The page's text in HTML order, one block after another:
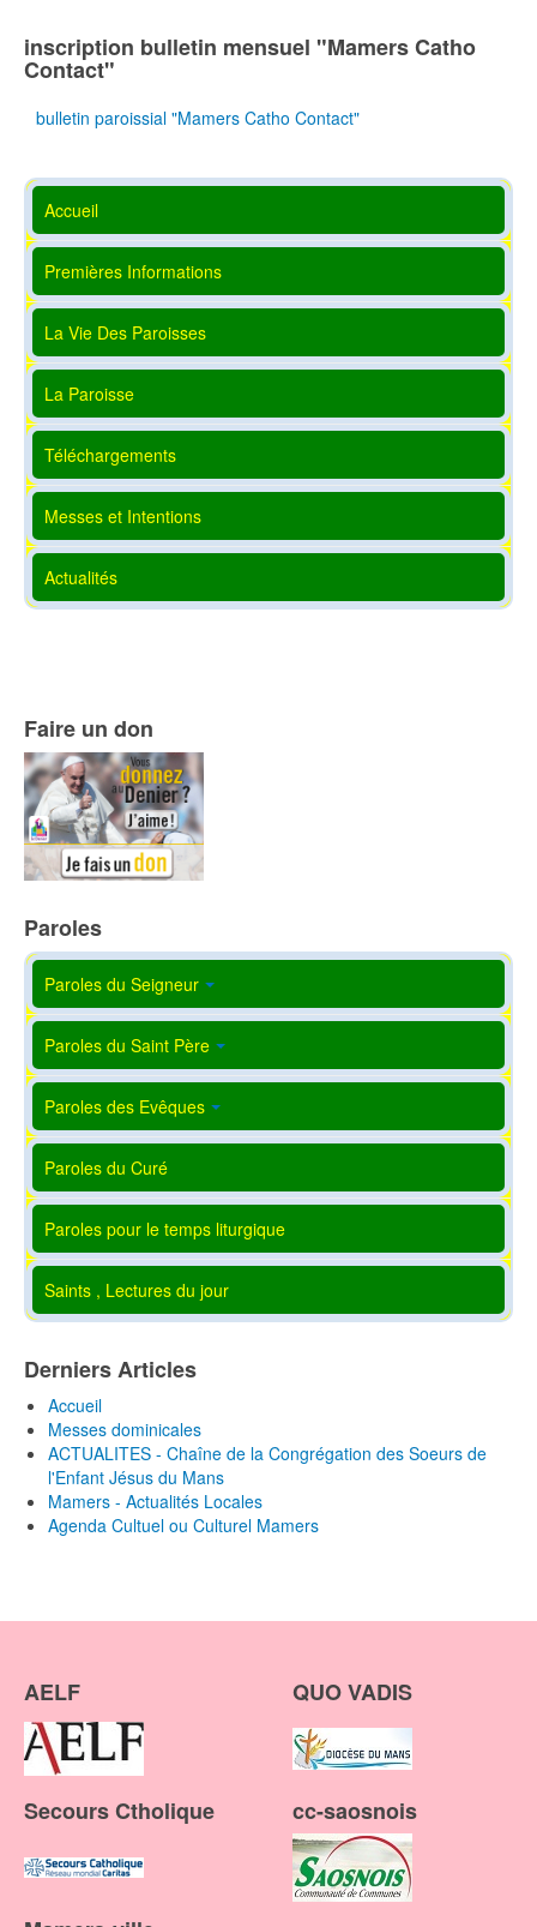
inscription bulletin mensuel "Mamers Catho
Contact"
bulletin paroissial "Mamers Catho Contact"
Accueil
Premières Informations
La Vie Des Paroisses
La Paroisse
Téléchargements
Messes et Intentions
Actualités
Faire un don
Paroles
Paroles du Seigneur
Paroles du Saint Père
Paroles des Evêques
Paroles du Curé
Paroles pour le temps liturgique
Saints , Lectures du jour
Derniers Articles
Accueil
Messes dominicales
ACTUALITES - Chaîne de la Congrégation des Soeurs de
l'Enfant Jésus du Mans
Mamers - Actualités Locales
Agenda Cultuel ou Culturel Mamers
AELF QUO VADIS
Secours Ctholique cc-saosnois